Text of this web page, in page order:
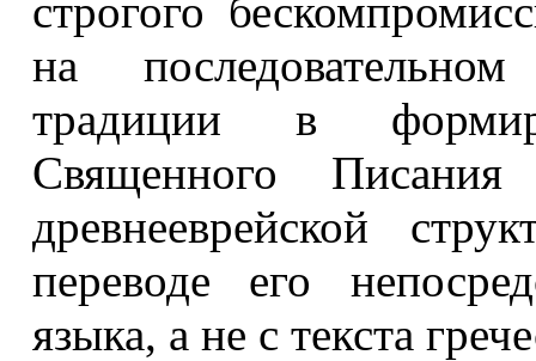
строгого
на
традиции в
Священного
древнееврейской
переводе его
языка, а не с текста